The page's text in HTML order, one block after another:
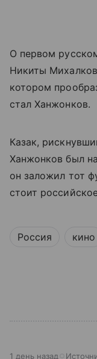
О первом
Никиты
котором
стал Ханжонков.
Казак,
Ханжонков был
он заложил тот
стоит
Россия кино
1 день назад